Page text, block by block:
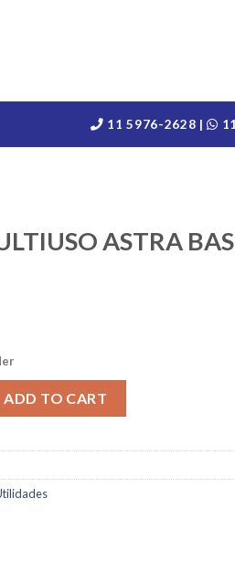
11 5976-2628 |
ASTRA
ADD TO CART